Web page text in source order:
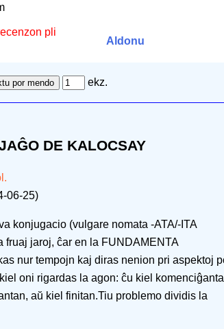
pli
Aldonu
ekz.
DE KALOCSAY
06-25)
konjugacio (vulgare nomata -ATA/-ITA
fruaj jaroj, ĉar en la FUNDAMENTA
nur tempojn kaj diras nenion pri aspektoj
oni rigardas la agon: ĉu kiel
aŭ kiel finitan.Tiu problemo dividis la